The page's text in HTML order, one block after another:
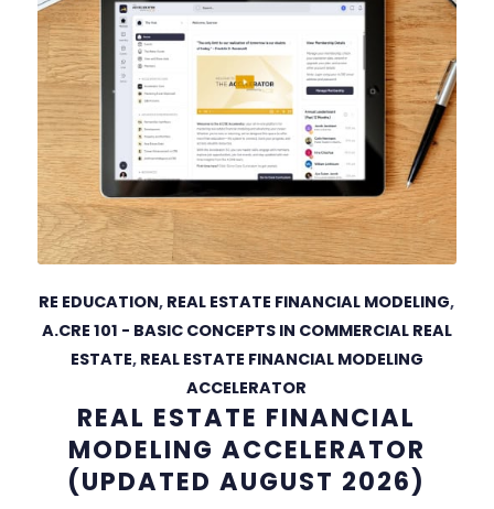
RE EDUCATION, REAL ESTATE FINANCIAL MODELING,
A.CRE 101 - BASIC CONCEPTS IN COMMERCIAL REAL
ESTATE, REAL ESTATE FINANCIAL MODELING
ACCELERATOR
REAL ESTATE FINANCIAL
MODELING ACCELERATOR
(UPDATED AUGUST 2026)